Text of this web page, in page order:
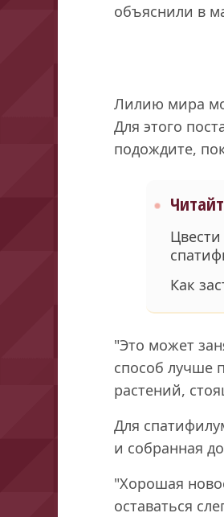
объяснили в
Лилию мира
Для этого
подождите,
Как
"Это может
способ лучше
растений,
Для
и собранная
"Хорошая
оставаться